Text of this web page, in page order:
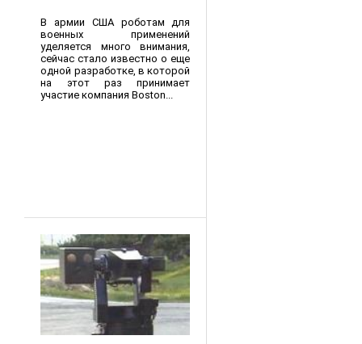
В армии США роботам для
военных применений
уделяется много внимания,
сейчас стало известно о еще
одной разработке, в которой
на этот раз принимает
участие компания Boston...